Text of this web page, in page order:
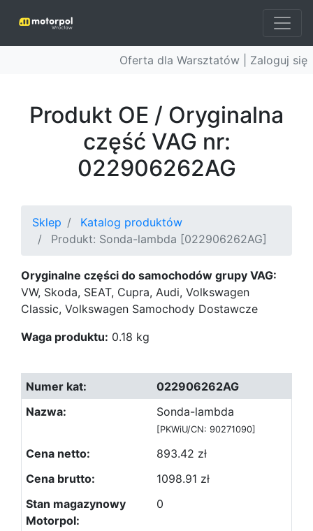
Oferta dla Warsztatów | Zaloguj się
Produkt OE / Oryginalna
część VAG nr:
022906262AG
Sklep
Katalog produktów
Produkt: Sonda-lambda [022906262AG]
Oryginalne części do samochodów grupy VAG:
VW, Skoda, SEAT, Cupra, Audi, Volkswagen
Classic, Volkswagen Samochody Dostawcze
Waga produktu: 0.18 kg
022906262AG
Sonda-lambda
[PKWiU/CN: 90271090]
893.42 zł
1098.91 zł
0